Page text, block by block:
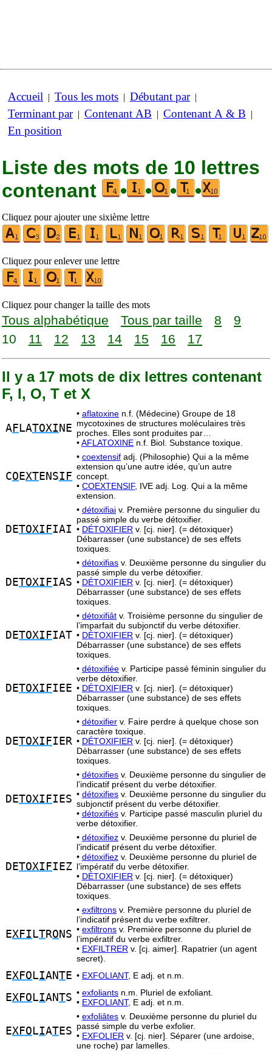
Accueil | Tous les mots | Débutant par|
Terminant par| Contenant AB | Contenant A & B |
En position
Liste des mots de 10 lettres
contenant
• • • •
Cliquez pour ajouter une sixième lettre
Cliquez pour enlever une lettre
Cliquez pour changer la taille des mots
Tous alphabétique Tous par taille 8
9
10
11 12 13 14 15 16 17
Il y a 17 mots de dix lettres contenant
F, I, O, T et X
AF LATOXI NE
• aflatoxine n.f. (Médecine) Groupe de 18
mycotoxines de structures moléculaires très
proches. Elles sont produites par…
•AFLATOXINE n.f. Biol. Substance toxique.
CO EXTENSIF
• coextensif adj. (Philosophie) Qui a la même
extension qu’une autre idée, qu’un autre
concept.
• COEXTENSIF, IVE adj. Log. Qui a la même
extension.
DETOXIFIAI
• détoxifiai v. Première personne du singulier du
passé simple du verbe détoxifier.
• DÉTOXIFIER v. [cj. nier]. (= détoxiquer)
Débarrasser (une substance) de ses effets
toxiques.
DETOXIFIAS
• détoxifias v. Deuxième personne du singulier du
passé simple du verbe détoxifier.
• DÉTOXIFIER v. [cj. nier]. (= détoxiquer)
Débarrasser (une substance) de ses effets
toxiques.
DETOXIFIAT
• détoxifiât v. Troisième personne du singulier de
l’imparfait du subjonctif du verbe détoxifier.
• DÉTOXIFIER v. [cj. nier]. (= détoxiquer)
Débarrasser (une substance) de ses effets
toxiques.
DETOXIFIEE
• détoxifiée v. Participe passé féminin singulier du
verbe détoxifier.
• DÉTOXIFIER v. [cj. nier]. (= détoxiquer)
Débarrasser (une substance) de ses effets
toxiques.
DETOXIFIER
• détoxifier v. Faire perdre à quelque chose son
caractère toxique.
• DÉTOXIFIER v. [cj. nier]. (= détoxiquer)
Débarrasser (une substance) de ses effets
toxiques.
DETOXIFIES
• détoxifies v. Deuxième personne du singulier de
l’indicatif présent du verbe détoxifier.
• détoxifies v. Deuxième personne du singulier du
subjonctif présent du verbe détoxifier.
• détoxifiés v. Participe passé masculin pluriel du
verbe détoxifier.
DETOXIFIEZ
• détoxifiez v. Deuxième personne du pluriel de
l’indicatif présent du verbe détoxifier.
• détoxifiez v. Deuxième personne du pluriel de
l’impératif du verbe détoxifier.
• DÉTOXIFIER v. [cj. nier]. (= détoxiquer)
Débarrasser (une substance) de ses effets
toxiques.
EXFI LTRO NS
• exfiltrons v. Première personne du pluriel de
l’indicatif présent du verbe exfiltrer.
• exfiltrons v. Première personne du pluriel de
l’impératif du verbe exfiltrer.
• EXFILTRER v. [cj. aimer]. Rapatrier (un agent
secret).
EXFO LIANTE • EXFOLIANT, E adj. et n.m.
EXFO LIANTS • exfoliants n.m. Pluriel de exfoliant.
• EXFOLIANT, E adj. et n.m.
EXFO LIATES
• exfoliâtes v. Deuxième personne du pluriel du
passé simple du verbe exfolier.
• EXFOLIER v. [cj. nier]. Séparer (une ardoise,
une roche) par lamelles.